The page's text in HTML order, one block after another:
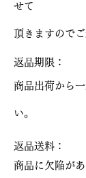
せて
頂きますので
商品出荷から
い。
商品に欠陥が
返品期限：
返品送料：